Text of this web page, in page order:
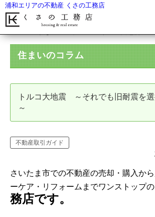
浦和エリアの不動産 くさの工務店
トルコ大地震 ～
住まいのコラム
トルコ大地震 ～それでも旧耐震を選
～
不動産取引ガイド
さいたま市での不動産の売却・購入か
ーケア・リフォームまでワンストップの
務店です。